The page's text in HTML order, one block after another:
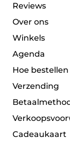
Reviews
Over ons
Winkels
Agenda
Hoe bestellen
Verzending
Cadeaukaart